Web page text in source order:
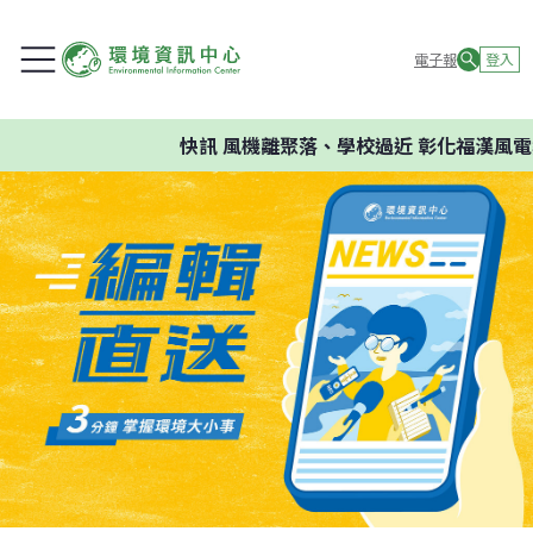
電子報 登入
快訊風機離聚落、學校過近 彰化福漢風電